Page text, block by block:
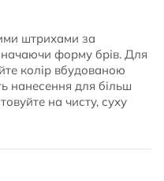
штрихами за
форму брів. Для
колір вбудованою
нанесення для більш
на чисту, суху